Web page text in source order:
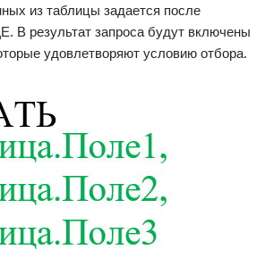
из таблицы задается после
В результат запроса будут включены
удовлетворяют условию отбора.